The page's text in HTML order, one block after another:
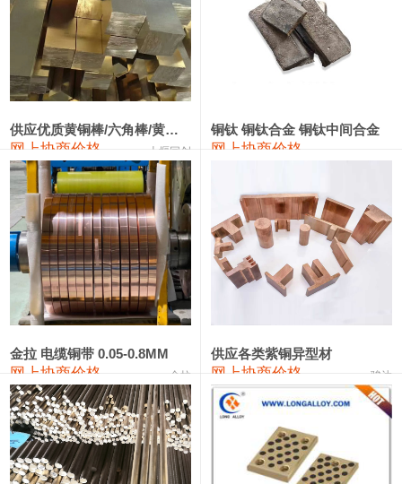
553#硅 9,200—9,400 9,300
3303#硅 10,300—10,500 10,400
441#硅 9,500—9,700
金属硅553#-331# 9,300—10,700 10,000 0
漆包线 111,610—115,610 113,610
磷铜合金 110,400—117,200 113,800 1,050
无氧铜丝(硬) 109,350—109,650 109,500
R410A专用紫铜管 113,340—113,340
铸造铝合金锭(A380） 26,200—26,400 26,300 100
铝合金ADC12 24,100—24,300 100
铸造铝合金锭(ZL102) 24,100—24,300 24,200
供应优质黄铜棒/六角棒/黄铜方板
网上协商价格 十堰同创
铜钛 铜钛合金 铜钛中间合金
网上协商价格
金拉 电缆铜带 0.05-0.8MM
网上协商价格 金拉
供应各类紫铜异型材
网上协商价格 骏达